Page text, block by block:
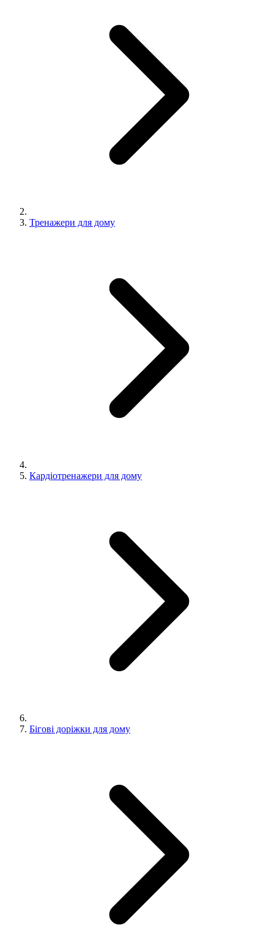
Тренажери для дому
Кардіотренажери для дому
Бігові доріжки для дому